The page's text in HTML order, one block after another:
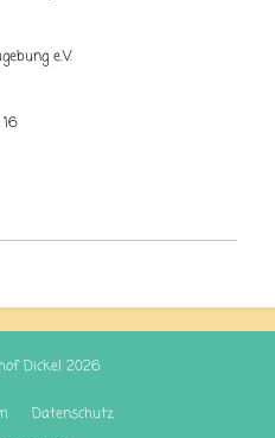
e.V.
Dickel 2026
Datenschutz